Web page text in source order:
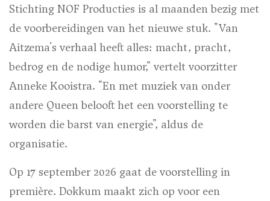
Stichting NOF Producties is al maanden bezig met
de voorbereidingen van het nieuwe stuk. "Van
Aitzema's verhaal heeft alles: macht, pracht,
bedrog en de nodige humor," vertelt voorzitter
Anneke Kooistra. "En met muziek van onder
andere Queen belooft het een voorstelling te
worden die barst van energie", aldus de
organisatie.
Op 17 september 2026 gaat de voorstelling in
première. Dokkum maakt zich op voor een